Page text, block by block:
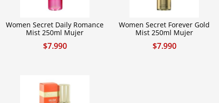
Women Secret Daily Romance
Mist 250ml Mujer
$7.990
Women Secret Forever Gold
Mist 250ml Mujer
$7.990